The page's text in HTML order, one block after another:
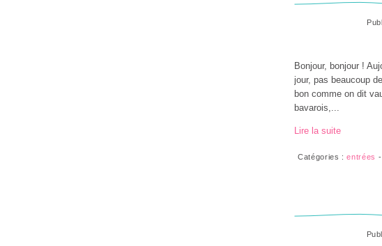
Bonjour, bonjour !
jour, pas beaucoup
bon comme on dit
bavarois,...
Lire la suite
Catégories :entrées -